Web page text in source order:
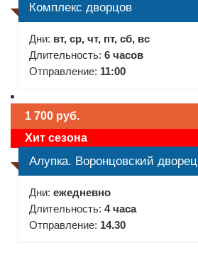
Комплекс дворцов
Дни: вт, ср, чт, пт, сб, вс
Длительность: 6 часов
Отправление: 11:00
1 700 руб.
Хит сезона
Алупка. Воронцовский дворец
Дни: ежедневно
Длительность: 4 часа
Отправление: 14.30